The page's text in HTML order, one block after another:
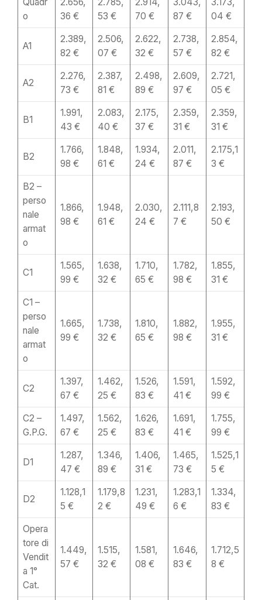
Quadr
o
2.656,
36 €
2.785,
53 €
2.914,
70 €
3.043,
87 €
3.173,
04 €
A1
2.389,
82 €
2.506,
07 €
2.622,
32 €
2.738,
57 €
2.854,
82 €
A2
2.276,
73 €
2.387,
81 €
2.498,
89 €
2.609,
97 €
2.721,
05 €
B1
1.991,
43 €
2.083,
40 €
2.175,
37 €
2.359,
31 €
2.359,
31 €
B2
1.766,
98 €
1.848,
61 €
1.934,
24 €
2.011,
87 €
2.175,1
3 €
B2 –
perso
nale
armat
o
1.866,
98 €
1.948,
61 €
2.030,
24 €
2.111,8
7 €
2.193,
50 €
C1
1.565,
99 €
1.638,
32 €
1.710,
65 €
1.782,
98 €
1.855,
31 €
C1 –
perso
nale
armat
o
1.665,
99 €
1.738,
32 €
1.810,
65 €
1.882,
98 €
1.955,
31 €
C2
1.397,
67 €
1.462,
25 €
1.526,
83 €
1.591,
41 €
1.592,
99 €
C2 –
G.P.G.
1.497,
67 €
1.562,
25 €
1.626,
83 €
1.691,
41 €
1.755,
99 €
D1
1.287,
47 €
1.346,
89 €
1.406,
31 €
1.465,
73 €
1.525,1
5 €
D2
1.128,1
5 €
1.179,8
2 €
1.231,
49 €
1.283,1
6 €
1.334,
83 €
Opera
tore di
Vendit
a 1°
Cat.
1.449,
57 €
1.515,
32 €
1.581,
08 €
1.646,
83 €
1.712,5
8 €